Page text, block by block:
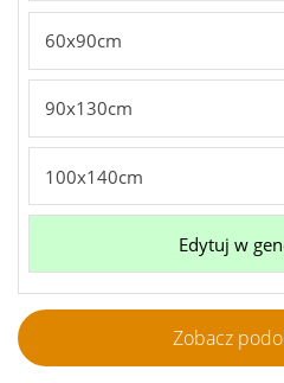
60x90cm
90x130cm
100x140cm
Edytuj w
Zobacz